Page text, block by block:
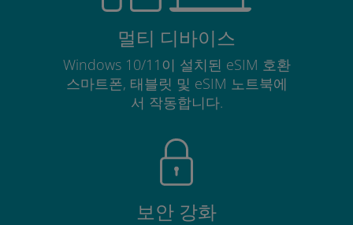
멀티 디바이스
Windows 10/11이 설치된 eSIM 호환
스마트폰, 태블릿 및 eSIM 노트북에
서 작동합니다.
보안 강화